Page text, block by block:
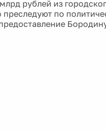
рублей из
преследуют по